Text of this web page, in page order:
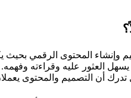
وإنشاء المحتوى الرقمي
يسهل العثور عليه وقراءته
تدرك أن التصميم والمحتوى